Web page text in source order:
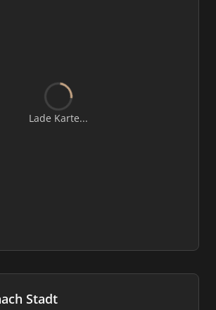
Lade Karte...
Stadt